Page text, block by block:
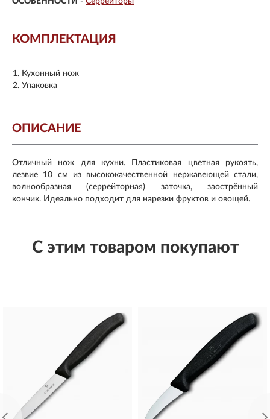
КОМПЛЕКТАЦИЯ
Кухонный нож
Упаковка
ОПИСАНИЕ
Отличный нож для кухни. Пластиковая цветная рукоять,
лезвие 10 см из высококачественной нержавеющей стали,
волнообразная (серрейторная) заточка, заострённый
кончик. Идеально подходит для нарезки фруктов и овощей.
С этим товаром покупают